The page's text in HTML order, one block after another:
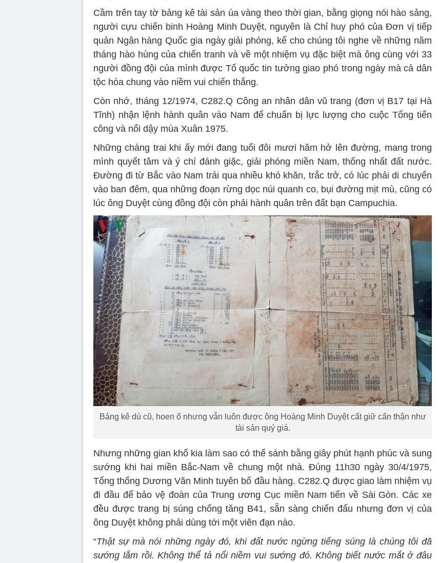
Cầm trên tay tờ bảng kê tài sản úa vàng theo thời gian, bằng giọng nói hào sảng,
người cựu chiến binh Hoàng Minh Duyệt, nguyên là Chỉ huy phó của Đơn vị tiếp
quản Ngân hàng Quốc gia ngày giải phóng, kể cho chúng tôi nghe về những năm
tháng hào hùng của chiến tranh và về một nhiệm vụ đặc biệt mà ông cùng với 33
người đồng đội của mình được Tổ quốc tin tưởng giao phó trong ngày mà cả dân
tộc hòa chung vào niềm vui chiến thắng.
Còn nhớ, tháng 12/1974, C282.Q Công an nhân dân vũ trang (đơn vị B17 tại Hà
Tĩnh) nhận lệnh hành quân vào Nam để chuẩn bị lực lượng cho cuộc Tổng tiến
công và nổi dậy mùa Xuân 1975.
Những chàng trai khi ấy mới đang tuổi đôi mươi hăm hở lên đường, mang trong
mình quyết tâm và ý chí đánh giặc, giải phóng miền Nam, thống nhất đất nước.
Đường đi từ Bắc vào Nam trải qua nhiều khó khăn, trắc trở, có lúc phải di chuyển
vào ban đêm, qua những đoạn rừng dọc núi quanh co, bụi đường mịt mù, cũng có
lúc ông Duyệt cùng đồng đội còn phải hành quân trên đất bạn Campuchia.
Bảng kê dù cũ, hoen ố nhưng vẫn luôn được ông Hoàng Minh Duyệt cất giữ cẩn thận như
tài sản quý giá.
Nhưng những gian khổ kia làm sao có thể sánh bằng giây phút hạnh phúc và sung
sướng khi hai miền Bắc-Nam về chung một nhà. Đúng 11h30 ngày 30/4/1975,
Tổng thống Dương Văn Minh tuyên bố đầu hàng. C282.Q được giao làm nhiệm vụ
đi đầu để bảo vệ đoàn của Trung ương Cục miền Nam tiến về Sài Gòn. Các xe
đều được trang bị súng chống tăng B41, sẵn sàng chiến đấu nhưng đơn vị của
ông Duyệt không phải dùng tới một viên đạn nào.
“Thật sự mà nói những ngày đó, khi đất nước ngừng tiếng súng là chúng tôi đã
sướng lắm rồi. Không thể tả nổi niềm vui sướng đó. Không biết nước mắt ở đâu